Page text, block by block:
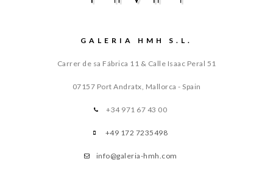
GALERIA HMH S.L.
Carrer de sa Fábrica 11 & Calle Isaac Peral 51
07157 Port Andratx, Mallorca - Spain
+34 971 67 43 00
+49 172 7235498
info@galeria-hmh.com